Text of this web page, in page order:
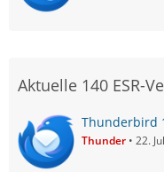
Aktuelle 140 ESR-
Thunderbird
Thunder 22.